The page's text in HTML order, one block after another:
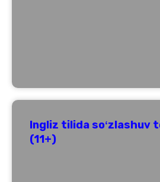
Ingliz tilida soʻzlashuv
(11+)